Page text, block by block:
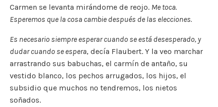
Carmen se levanta mirándome de reojo. Me toca.
Esperemos que la cosa cambie después de las elecciones.
Es necesario siempre esperar cuando se está desesperado, y
dudar cuando se espera, decía Flaubert. Y la veo marchar
arrastrando sus babuchas, el carmín de antaño, su
vestido blanco, los pechos arrugados, los hijos, el
subsidio que muchos no tendremos, los nietos
soñados.